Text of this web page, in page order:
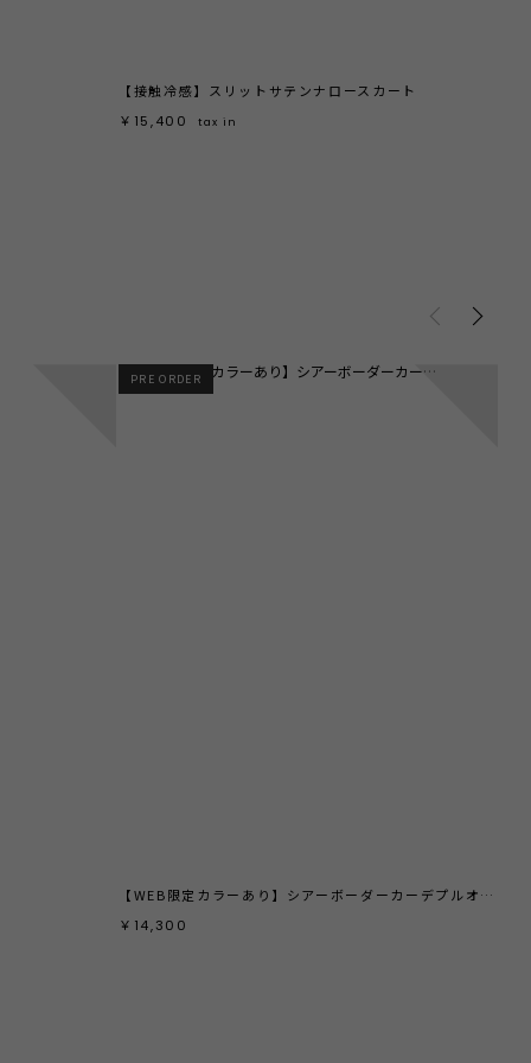
【接触冷感】スリットサテンナロースカート
￥15,400
tax in
PRE ORDER
【WEB限定カラーあり】シアーボーダーカーデプルオーバー
￥14,300